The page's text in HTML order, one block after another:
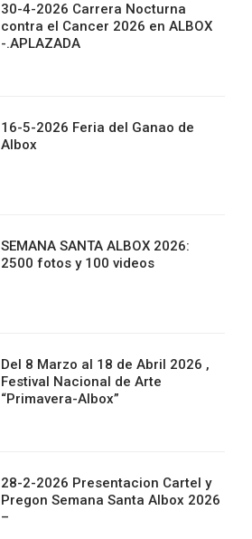
30-4-2026 Carrera Nocturna
contra el Cancer 2026 en ALBOX
-.APLAZADA
16-5-2026 Feria del Ganao de
Albox
SEMANA SANTA ALBOX 2026:
2500 fotos y 100 videos
Del 8 Marzo al 18 de Abril 2026 ,
Festival Nacional de Arte
“Primavera-Albox”
28-2-2026 Presentacion Cartel y
Pregon Semana Santa Albox 2026
–